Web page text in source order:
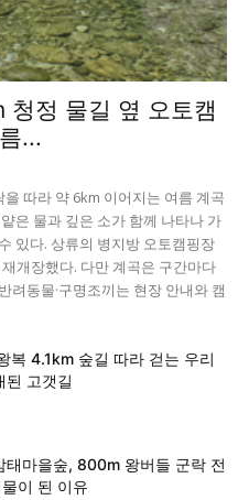
청정 물길 옆 오토캠
...
따라 약 6km 이어지는 여름 계곡
은 물과 깊은 소가 함께 나타나 가
있다. 상류의 병지방 오토캠핑장
개장했다. 다만 계곡은 구간마다
려동물·구명조끼는 현장 안내와 캠
복 4.1km 숲길 따라 걷는 우리
된 고갯길
태마을숲, 800m 왕버들 군락 전
이 된 이유